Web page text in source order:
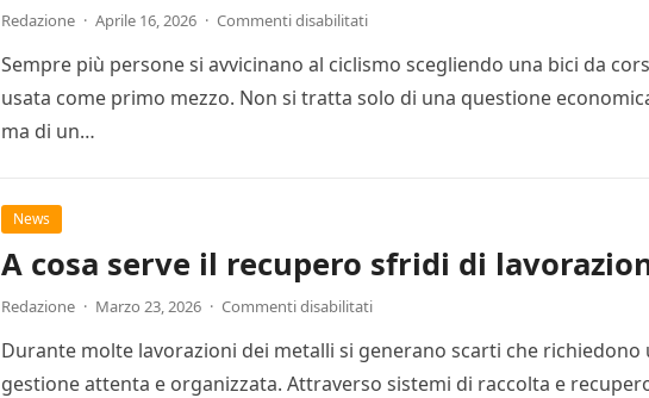
Redazione · Aprile 16, 2026 · Commenti disabilitati
Sempre più persone si avvicinano al ciclismo scegliendo una bici da
usata come primo mezzo. Non si tratta solo di una questione
ma di un…
News
A cosa serve il recupero sfridi di
Redazione · Marzo 23, 2026 · Commenti disabilitati
Durante molte lavorazioni dei metalli si generano scarti che richiedono
gestione attenta e organizzata. Attraverso sistemi di raccolta e